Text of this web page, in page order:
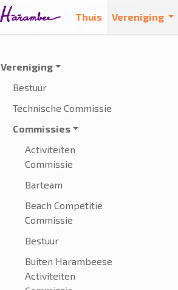
Thuis Vereniging
Vereniging
Bestuur
Technische Commissie
Commissies
Activiteiten
Commissie
Barteam
Beach Competitie
Commissie
Bestuur
Buiten Harambeese
Activiteiten